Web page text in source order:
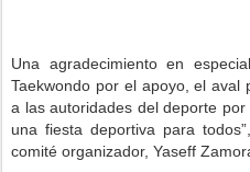
Una agradecimiento en
Taekwondo por el apoyo, el
a las autoridades del deporte
una fiesta deportiva para
comité organizador, Yaseff